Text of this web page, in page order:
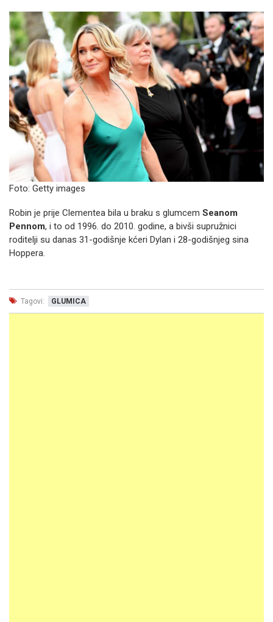
Foto: Getty images
Robin je prije Clementea bila u braku s glumcem Seanom
Pennom, i to od 1996. do 2010. godine, a bivši supružnici
roditelji su danas 31-godišnje kćeri Dylan i 28-godišnjeg sina
Hoppera.
Tagovi: GLUMICA